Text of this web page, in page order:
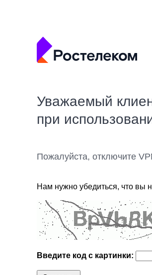
Уважаемый
при
Пожалуйста, отключите
Нам нужно убедиться, что вы
Введите код с картинки: